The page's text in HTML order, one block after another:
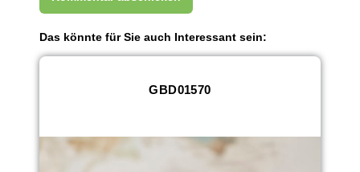
Das könnte für Sie auch Interessant sein:
GBD01570